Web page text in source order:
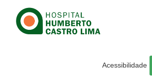
Acessibilidade